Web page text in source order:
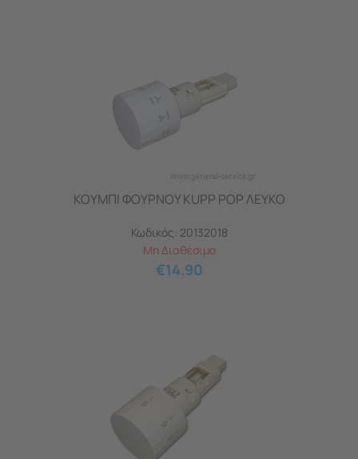
ΚΟΥΜΠΙ ΦΟΥΡΝΟΥ KUPP POP ΛΕΥΚΟ
Κωδικός: 20132018
Μη Διαθέσιμο
€14.90